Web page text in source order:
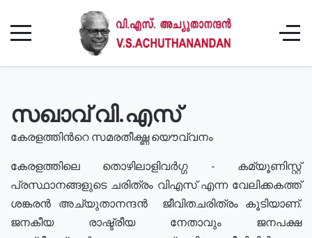
സഖാവ് വി.എസ്
കേരളത്തിൻറെ സമരതീക്ഷ്ണ യൌവ്വനം
കേരളത്തിലെ തൊഴിലാളിവർഗ്ഗ - കമ്യൂണിസ്റ്റ്
പ്രസ്ഥാനങ്ങളുടെ ചരിത്രം വിഎസ് എന്ന വേലിക്കകത്ത്
ശങ്കരൻ അച്യുതാനന്ദൻ ജീവിതചരിത്രം കൂടിയാണ്.
ജനകീയ രാഷ്ട്രീയ നേതാവും ജനപക്ഷ